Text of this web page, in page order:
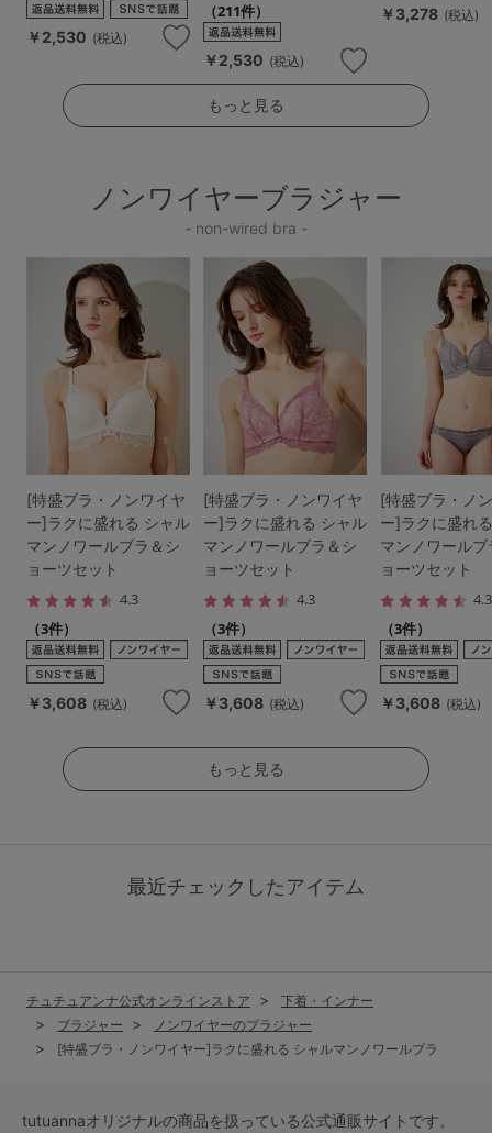
￥2,530 (税込)
（211件）
￥2,530 (税込)
￥3,278 (税込)
もっと見る
ノンワイヤーブラジャー
- non-wired bra -
[特盛ブラ・ノンワイヤ
ー]ラクに盛れる シャル
マンノワールブラ＆シ
ョーツセット
4.3
（3件）
￥3,608 (税込)
[特盛ブラ・ノンワイヤ
ー]ラクに盛れる シャル
マンノワールブラ＆シ
ョーツセット
4.3
（3件）
￥3,608 (税込)
[特盛ブラ・ノ
ー]ラクに盛れ
マンノワール
ョーツセット
4.3
（3件）
￥3,608 (税込)
もっと見る
最近チェックしたアイテム
チュチュアンナ公式オンラインストア
下着・インナー
ブラジャー
ノンワイヤーのブラジャー
[特盛ブラ・ノンワイヤー]ラクに盛れる シャルマンノワールブラ
tutuannaオリジナルの商品を扱っている公式通販サイトです。